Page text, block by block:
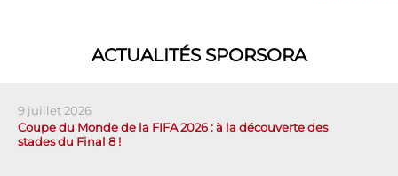
ACTUALITÉS SPORSORA
9 juillet 2026
Coupe du Monde de la FIFA 2026 : à la découverte des
stades du Final 8 !